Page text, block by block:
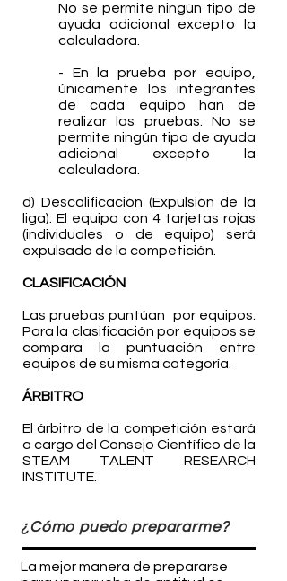
No se permite ningún tipo de
ayuda adicional excepto la
calculadora.
- En la prueba por equipo,
únicamente los integrantes
de cada equipo han de
realizar las pruebas. No se
permite ningún tipo de ayuda
adicional excepto la
calculadora.
d) Descalificación (Expulsión de la
liga): El equipo con 4 tarjetas rojas
(individuales o de equipo) será
expulsado de la competición.
CLASIFICACIÓN
Las pruebas puntúan por equipos.
Para la clasificación por equipos se
compara la puntuación entre
equipos de su misma categoría.
ÁRBITRO
El árbitro de la competición estará
a cargo del Consejo Científico de la
STEAM TALENT RESEARCH
INSTITUTE.
¿Cómo puedo prepararme?
La mejor manera de prepararse